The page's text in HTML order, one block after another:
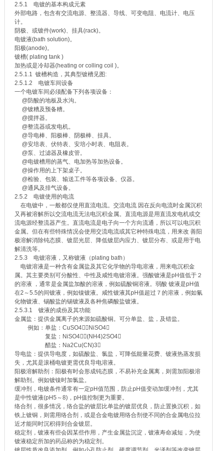
2.5.1 电镀的基本构成元素
外部电路，包含有交流电源、整流器、导线、可变电阻、电流计、电压
计。
阴极、或镀件(work)、挂具(rack)。
电镀液(bath solution)。
阳极(anode)。
镀槽( plating tank )
加热或是冷却器(heating or colling coil )。
2.5.1.1 镀槽构造，其典型镀槽见图:
2.5.1.2 电镀车间设备
一个电镀车间必须配备下列各项设备：
@防酸的地板及水沟。
@镀糟及预备糟。
@搅拌器。
@整流器或发电机。
@导电棒、阳极棒、阴极棒、挂具。
@安培表、伏特表、安培小时表、电阻表。
@泵、过滤器及橡皮管。
@电镀槽用的蒸气、电加热等加热设备。
@操作用的上下架桌子。
@检验、包装、输送工件等各项设备、仪器。
@通风及排气设备。
2.5.2 电镀使用的电流
在电镀中，一般都仅使用直流电流。交流电流 因在反向电流时金属沉积
又再被溶解所以交流电流无法电沉积金属。直流电源是用直流发电机或交
流电源经整流器产生。直流电流是电子向一个方向流通，所以可以电沉积
金属。但在有些特殊情况会使用交流电流或其它种特殊电流，用来改 善阳
极溶解消除钝态膜、镀层光层、降低镀层内应力、镀层分布、或是用于电
解清洗等。
2.5.3 电镀溶液，又称镀液（plating bath）
电镀溶液是一种含有金属盐及其它化学物的导电溶液，用来电沉积金
属。其主要类别可分酸性、中性及咸性电镀溶液。强酸镀液是pH值低于２
的溶液 ，通常是金属盐加酸的溶液，例如硫酸铜溶液。弱酸 镀液是pH值
在2～5.5的间镀液，例如镍镀液。咸性镀液其pH值超过７的溶液，例如氰
化物镀液、锡酸盐的锡镀液及各种焦磷酸盐镀液。
2.5.3.1 镀液的成份及其功能
金属盐：提供金属离子的来源如硫酸铜。可分单盐、盐，及错盐。
例如：单盐：CuSO4；NiSO4
复盐：NiSO4；(NH4)2SO4
醋盐：Na2Cu(CN)3
导电盐：提供导电度，如硫酸盐、氯盐，可降低能量花费、镀液热蒸发损
失，尤其是滚桶电镀更需优良导电溶液。
阳极溶解助剂：阳极有时会形成钝态膜，不易补充金属离，则需加阳极溶
解助剂。例如镀镍时加氯盐。
缓冲剂，电镀条件通常有一定pH值范围，防止pH值变动加缓冲剂，尤其
是中性镀液(pH5～8)，pH值控制更为重要。
络合剂，很多情况，络合盐的镀层比单盐的镀层优良，防止置换沉积，如
铁上镀铜，则需用络合剂，或是合金电镀用络合剂使不同的合金属电位拉
近才能同时沉积得到合金镀层。
稳定剂，镀液有些会因某些作用，产生金属盐沉淀，镀液寿命减短，为使
镀液稳定所加的药品称的为稳定剂。